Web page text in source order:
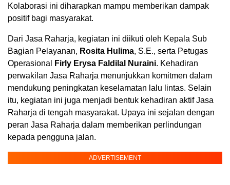
Kolaborasi ini diharapkan mampu memberikan dampak
positif bagi masyarakat.
Dari Jasa Raharja, kegiatan ini diikuti oleh Kepala Sub
Bagian Pelayanan, Rosita Hulima, S.E., serta Petugas
Operasional
Firly Erysa Faldilal Nuraini. Kehadiran
perwakilan Jasa Raharja menunjukkan komitmen dalam
mendukung peningkatan keselamatan lalu lintas. Selain
itu, kegiatan ini juga menjadi bentuk kehadiran aktif Jasa
Raharja di tengah masyarakat. Upaya ini sejalan dengan
peran Jasa Raharja dalam memberikan perlindungan
kepada pengguna jalan.
ADVERTISEMENT